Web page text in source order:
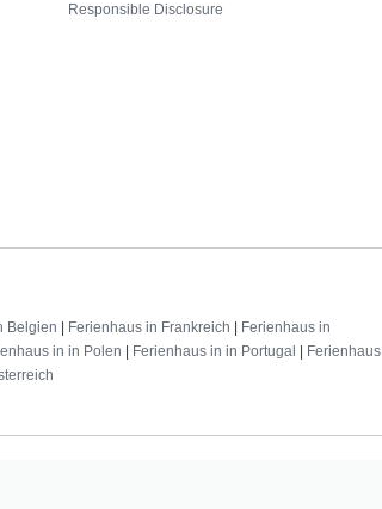
Responsible Disclosure
Belgien Ferienhaus in Frankreich
Ferienhaus in
in in Polen Ferienhaus in in Portugal
Ferienhaus